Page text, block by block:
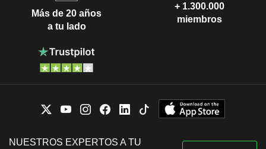
Más de 20 años
a tu lado
+ 1.300.000
miembros
NUESTROS EXPERTOS A TU